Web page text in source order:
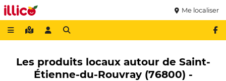
Me localiser
Les produits locaux autour de Saint-
Étienne-du-Rouvray (76800) -